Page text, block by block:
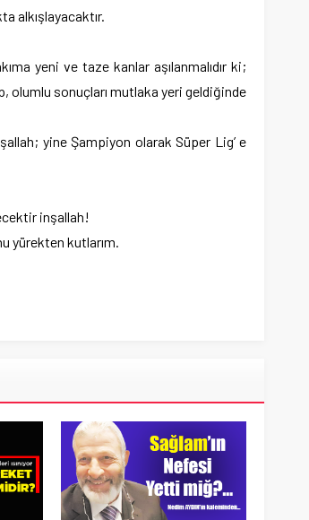
alkışlayacaktır.
yeni ve taze kanlar aşılanmalıdır ki;
olumlu sonuçları mutlaka yeri geldiğinde
yine Şampiyon olarak Süper Lig’ e
inşallah!
yürekten kutlarım.